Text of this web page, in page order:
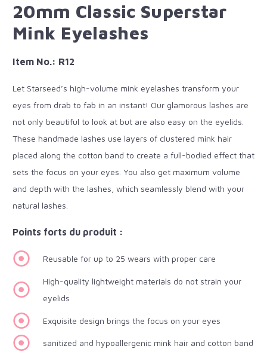
20mm Classic Superstar
Mink Eyelashes
Item No.: R12
Let Starseed’s high-volume mink eyelashes transform your
eyes from drab to fab in an instant! Our glamorous lashes are
not only beautiful to look at but are also easy on the eyelids.
These handmade lashes use layers of clustered mink hair
placed along the cotton band to create a full-bodied effect that
sets the focus on your eyes. You also get maximum volume
and depth with the lashes, which seamlessly blend with your
natural lashes.
Points forts du produit :
Reusable for up to 25 wears with proper care
High-quality lightweight materials do not strain your
eyelids
Exquisite design brings the focus on your eyes
sanitized and hypoallergenic mink hair and cotton band